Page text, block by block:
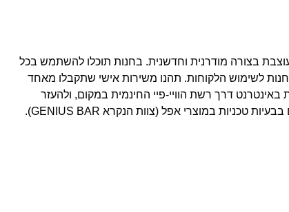
בצורה מודרנית וחדשנית. בחנות תוכלו להשתמש בכל
לשימוש הלקוחות. תהנו משירות אישי שתקבלו מאחד
דרך רשת הוויי-פיי החינמית במקום, ולהעזר
בצוות שירות הלקוחות, שיוכל לעזור לכם בבעיות טכניות במוצרי אפל (צוות הנקרא GENIUS BAR).